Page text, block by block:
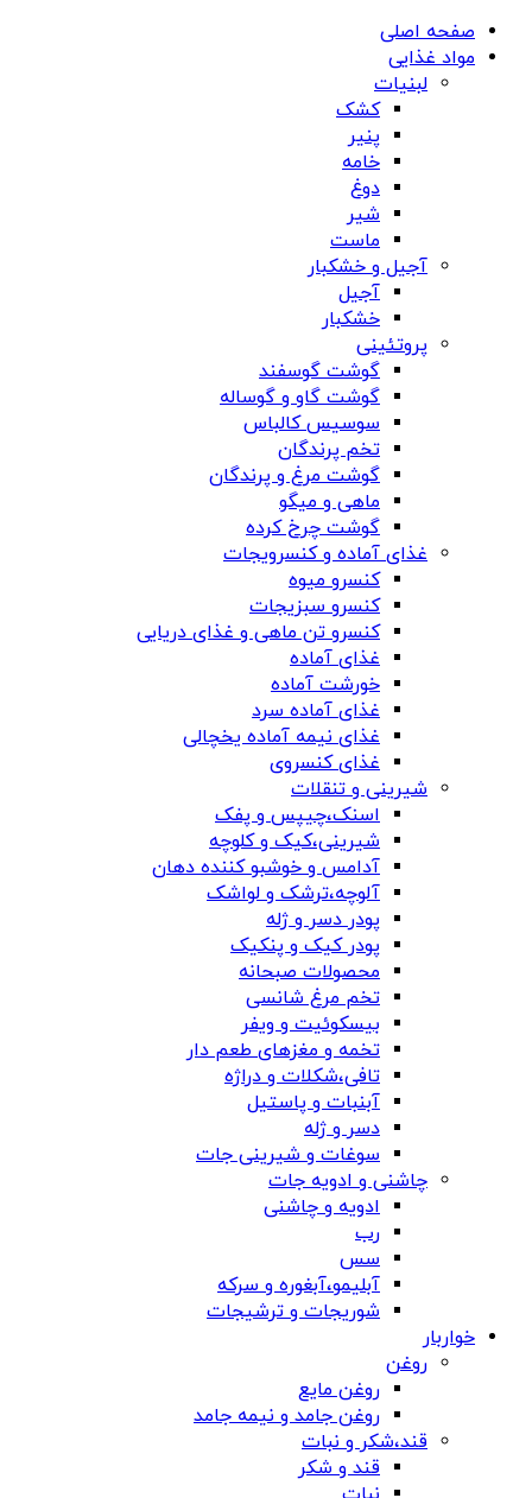
صفحه اصلی
مواد غذایی
لبنیات
کشک
پنیر
خامه
دوغ
شیر
ماست
آجیل و خشکبار
آجیل
خشکبار
پروتئینی
گوشت گوسفند
گوشت گاو و گوساله
سوسیس کالباس
تخم پرندگان
گوشت مرغ و پرندگان
ماهی و میگو
گوشت چرخ کرده
غذای آماده و کنسرویجات
کنسرو میوه
کنسرو سبزیجات
کنسرو تن ماهی و غذای دریایی
غذای آماده
خورشت آماده
غذای آماده سرد
غذای نیمه آماده یخچالی
غذای کنسروی
شیرینی و تنقلات
اسنک،چیپس و پفک
شیرینی،کیک و کلوچه
آدامس و خوشبو کننده دهان
آلوچه،ترشک و لواشک
پودر دسر و ژله
پودر کیک و پنکیک
محصولات صبحانه
تخم مرغ شانسی
بیسکوئیت و ویفر
تخمه و مغزهای طعم دار
تافی،شکلات و دراژه
آبنبات و پاستیل
دسر و ژله
سوغات و شیرینی جات
چاشنی و ادویه جات
ادویه و چاشنی
رب
سس
آبلیمو،آبغوره و سرکه
شوریجات و ترشیجات
خواربار
روغن
روغن مایع
روغن جامد و نیمه جامد
قند،شکر و نبات
قند و شکر